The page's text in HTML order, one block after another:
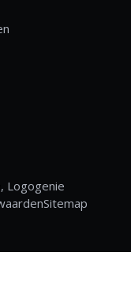
Logogenie
Sitemap